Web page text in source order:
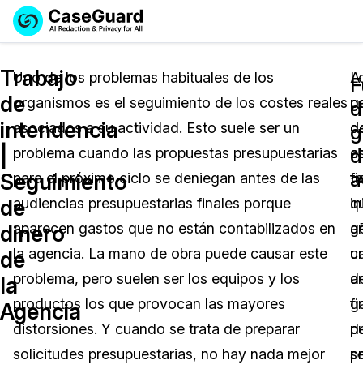
Licencia de CaseGuard Studio
Precios de Redacción a Pedido
Soluciones
Redacción de vídeos
Redacción de documentos
Redacción de audio
Redacción de imágenes
Transcripción y Traducción
Industrias
Cuerpos Policiales
Transportación
Educación
El Gobierno
Precios
Recursos
Artículos
Casos Practicos
Eventos
Demo
English
Español
Trabajo
de
intendencia
Seguimiento
de
dinero
de
la
Agencia
Uno de los problemas habituales de los
organismos es el seguimiento de los costes reales
asociados a su actividad. Esto suele ser un
problema cuando las propuestas presupuestarias
para el próximo ciclo se deniegan antes de las
audiencias presupuestarias finales porque
aparecen gastos que no están contabilizados en
la agencia. La mano de obra puede causar este
problema, pero suelen ser los equipos y los
productos los que provocan las mayores
distorsiones. Y cuando se trata de preparar
solicitudes presupuestarias, no hay nada mejor
A